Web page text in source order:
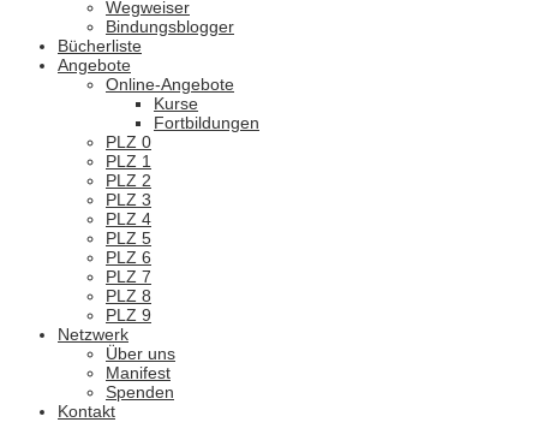
Wegweiser
Bindungsblogger
Bücherliste
Angebote
Online-Angebote
Kurse
Fortbildungen
PLZ 0
PLZ 1
PLZ 2
PLZ 3
PLZ 4
PLZ 5
PLZ 6
PLZ 7
PLZ 8
PLZ 9
Netzwerk
Über uns
Manifest
Spenden
Kontakt